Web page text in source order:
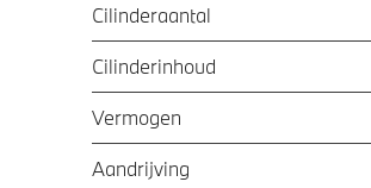
Cilinderaantal
Cilinderinhoud
Vermogen
Aandrijving